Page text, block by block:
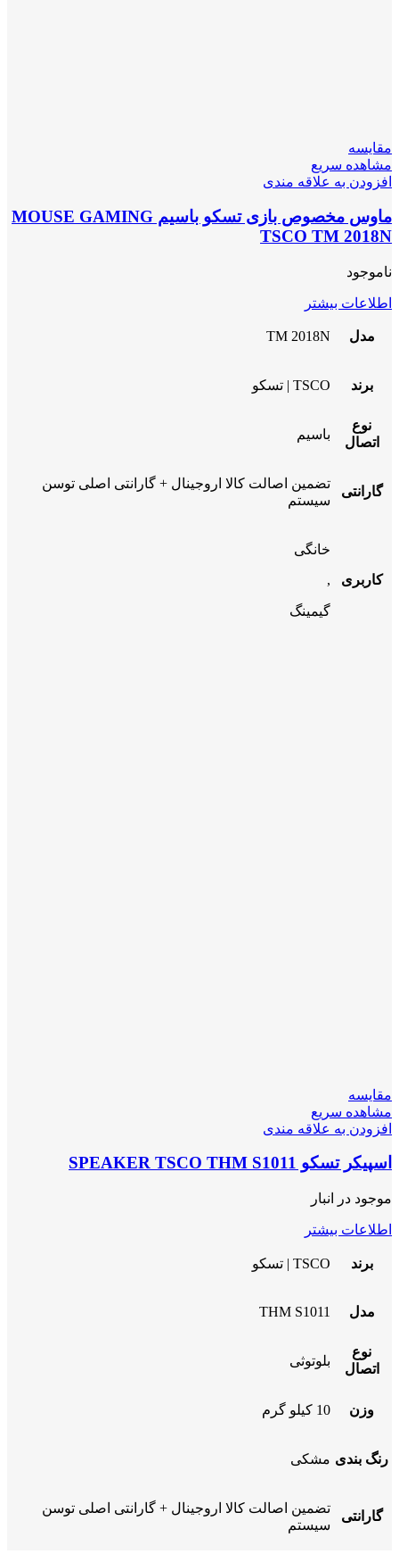
مقایسه
مشاهده سریع
افزودن به علاقه مندی
ماوس مخصوص بازی تسکو باسیم MOUSE GAMING
TSCO TM 2018N
ناموجود
اطلاعات بیشتر
مدل TM 2018N
برند TSCO | تسکو
نوع
اتصال
باسیم
گارانتی
تضمین اصالت کالا اروجینال + گارانتی اصلی توسن
سیستم
کاربری
خانگی
,
گیمینگ
مقایسه
مشاهده سریع
افزودن به علاقه مندی
اسپیکر تسکو SPEAKER TSCO THM S1011
موجود در انبار
اطلاعات بیشتر
برند TSCO | تسکو
مدل THM S1011
نوع
اتصال
بلوتوثی
وزن 10 کیلو گرم
رنگ بندی مشکی
گارانتی
تضمین اصالت کالا اروجینال + گارانتی اصلی توسن
سیستم